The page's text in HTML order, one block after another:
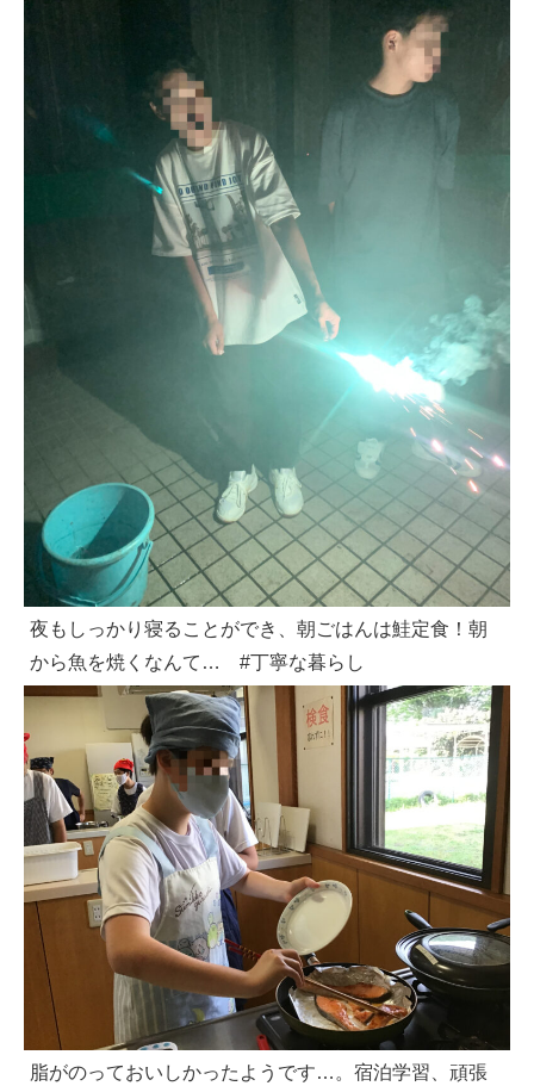
夜もしっかり寝ることができ、朝ごはんは鮭定食！朝
から魚を焼くなんて… #丁寧な暮らし
脂がのっておいしかったようです…。宿泊学習、頑張